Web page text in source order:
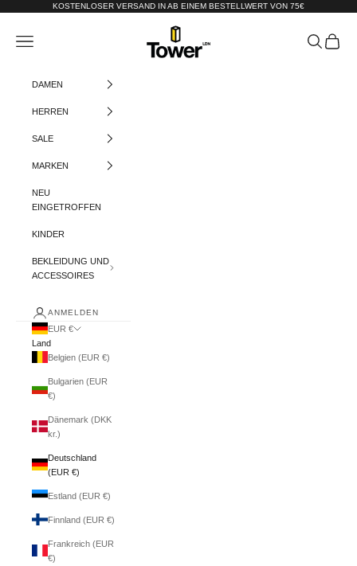
Zum Inhalt springenKOSTENLOSER VERSAND IN AB EINEM BESTELLWERT VON 75€
Tower-London.De
Menü Suchen
DAMEN
HERREN
SALE
MARKEN
NEU
EINGETROFFEN
KINDER
BEKLEIDUNG UND
ACCESSOIRES
ANMELDEN
EUR €
Land
Belgien (EUR €)
Bulgarien (EUR
€)
Dänemark (DKK
kr.)
Deutschland
(EUR €)
Estland (EUR €)
Finnland (EUR €)
Frankreich (EUR
€)